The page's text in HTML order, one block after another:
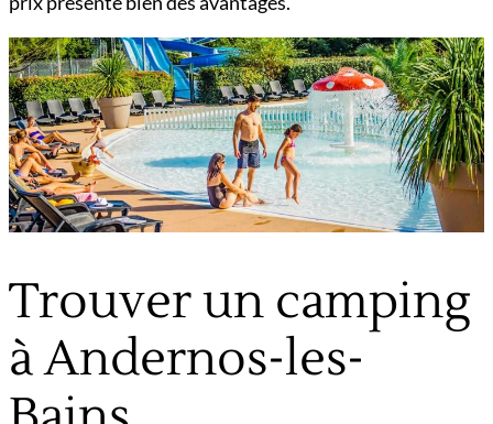
Trouver un camping
à Andernos-les-